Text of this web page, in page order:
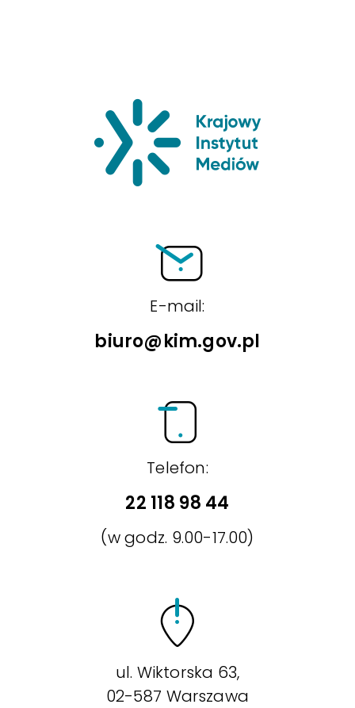
E-mail:
biuro@kim.gov.pl
Telefon:
22 118 98 44
(w godz. 9.00-17.00)
ul. Wiktorska 63,
02-587 Warszawa